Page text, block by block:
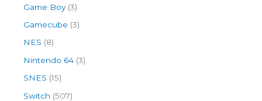
Game Boy(3)
Gamecube (3)
NES (8)
Nintendo 64 (3)
SNES (15)
Switch (507)